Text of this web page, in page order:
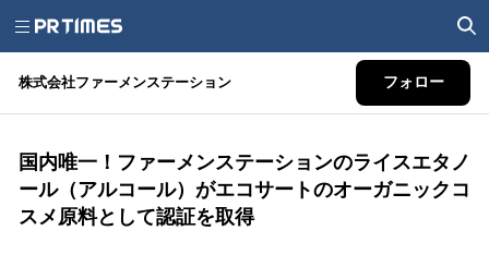
株式会社ファーメンステーション フォロー
国内唯一！ファーメンステーションのライスエタノ
ール（アルコール）がエコサートのオーガニックコ
スメ原料として認証を取得